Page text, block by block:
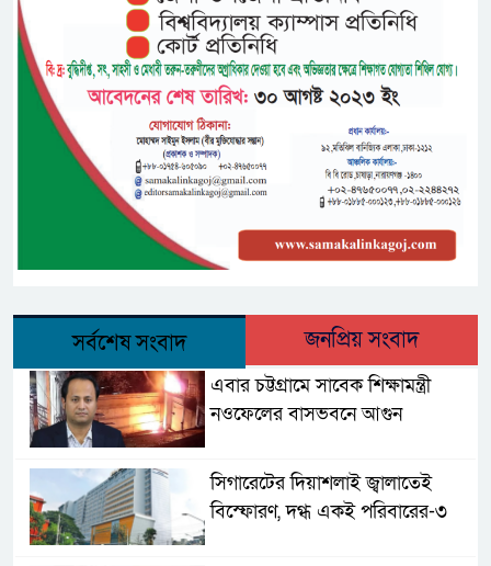
সর্বশেষ সংবাদ জনপ্রিয় সংবাদ
এবার চট্টগ্রামে সাবেক শিক্ষামন্ত্রী
নওফেলের বাসভবনে আগুন
সিগারেটের দিয়াশলাই জ্বালাতেই
বিস্ফোরণ, দগ্ধ একই পরিবারের-৩